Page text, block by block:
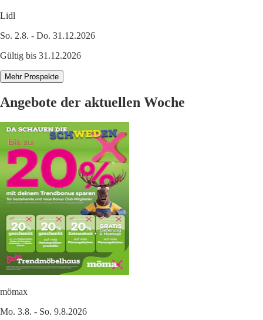
Lidl
So. 2.8. - Do. 31.12.2026
Gültig bis 31.12.2026
Mehr Prospekte
Angebote der aktuellen Woche
mömax
Mo. 3.8. - So. 9.8.2026